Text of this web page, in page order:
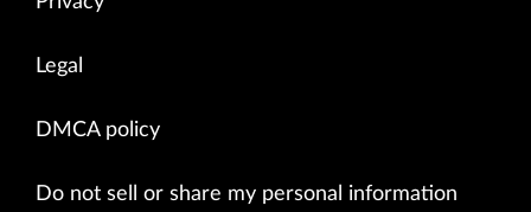
Legal
DMCA policy
Do not sell or share my personal information